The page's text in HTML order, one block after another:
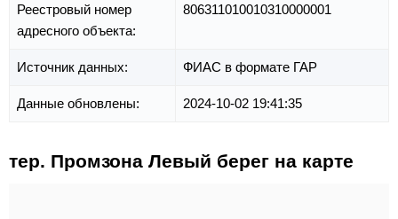
Реестровый номер
адресного объекта:
806311010010310000001
Источник данных: ФИАС в формате ГАР
Данные обновлены: 2024-10-02 19:41:35
тер. Промзона Левый берег на карте